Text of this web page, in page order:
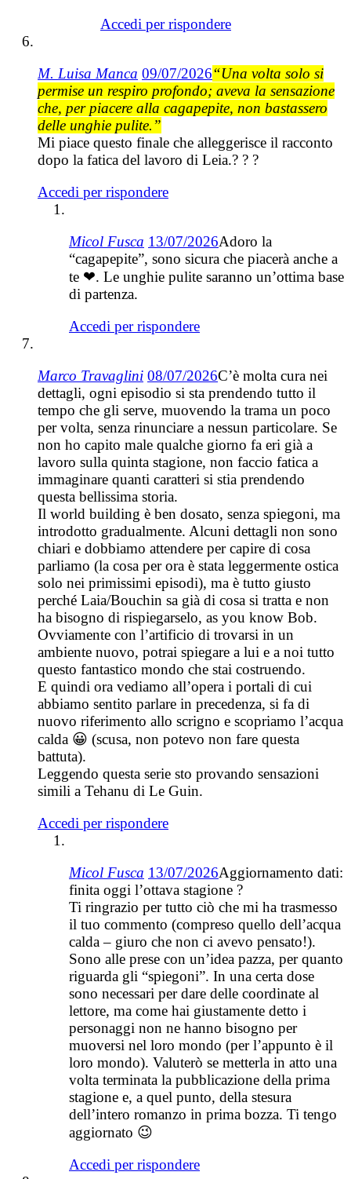
Accedi per rispondere
M. Luisa Manca 09/07/2026“Una volta solo si
permise un respiro profondo; aveva la sensazione
che, per piacere alla cagapepite, non bastassero
delle unghie pulite.”
Mi piace questo finale che alleggerisce il racconto
dopo la fatica del lavoro di Leia.? ? ?
Accedi per rispondere
Micol Fusca 13/07/2026Adoro la
“cagapepite”, sono sicura che piacerà anche a
te ❤. Le unghie pulite saranno un’ottima base
di partenza.
Accedi per rispondere
Marco Travaglini 08/07/2026C’è molta cura nei
dettagli, ogni episodio si sta prendendo tutto il
tempo che gli serve, muovendo la trama un poco
per volta, senza rinunciare a nessun particolare. Se
non ho capito male qualche giorno fa eri già a
lavoro sulla quinta stagione, non faccio fatica a
immaginare quanti caratteri si stia prendendo
questa bellissima storia.
Il world building è ben dosato, senza spiegoni, ma
introdotto gradualmente. Alcuni dettagli non sono
chiari e dobbiamo attendere per capire di cosa
parliamo (la cosa per ora è stata leggermente ostica
solo nei primissimi episodi), ma è tutto giusto
perché Laia/Bouchin sa già di cosa si tratta e non
ha bisogno di rispiegarselo, as you know Bob.
Ovviamente con l’artificio di trovarsi in un
ambiente nuovo, potrai spiegare a lui e a noi tutto
questo fantastico mondo che stai costruendo.
E quindi ora vediamo all’opera i portali di cui
abbiamo sentito parlare in precedenza, si fa di
nuovo riferimento allo scrigno e scopriamo l’acqua
calda 😀 (scusa, non potevo non fare questa
battuta).
Leggendo questa serie sto provando sensazioni
simili a Tehanu di Le Guin.
Accedi per rispondere
Micol Fusca 13/07/2026Aggiornamento dati:
finita oggi l’ottava stagione ?
Ti ringrazio per tutto ciò che mi ha trasmesso
il tuo commento (compreso quello dell’acqua
calda – giuro che non ci avevo pensato!).
Sono alle prese con un’idea pazza, per quanto
riguarda gli “spiegoni”. In una certa dose
sono necessari per dare delle coordinate al
lettore, ma come hai giustamente detto i
personaggi non ne hanno bisogno per
muoversi nel loro mondo (per l’appunto è il
loro mondo). Valuterò se metterla in atto una
volta terminata la pubblicazione della prima
stagione e, a quel punto, della stesura
dell’intero romanzo in prima bozza. Ti tengo
aggiornato 😉
Accedi per rispondere